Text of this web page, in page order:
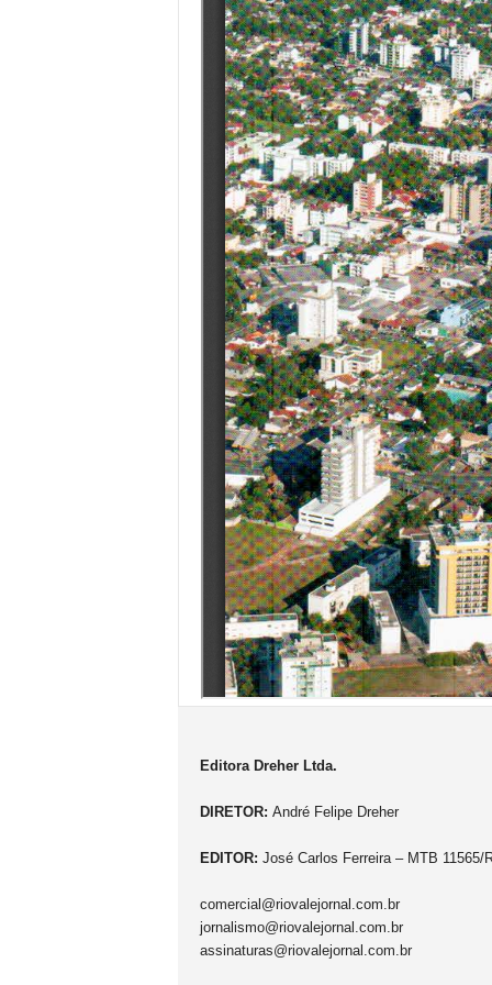
Editora Dreher Ltda.
DIRETOR: André Felipe Dreher
EDITOR: José Carlos Ferreira – MTB 11565/
comercial@riovalejornal.com.br
jornalismo@riovalejornal.com.br
assinaturas@riovalejornal.com.br